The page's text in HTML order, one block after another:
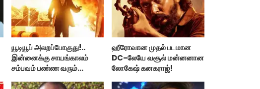
யூடியூப் அலறப்போகுது!..
இன்னைக்கு சாயங்காலம்
சம்பவம் பண்ண வரும்
ஹீரோவான முதல் படமான
DC-லேயே வசூல் மன்னனான
லோகேஷ் கனகராஜ்!